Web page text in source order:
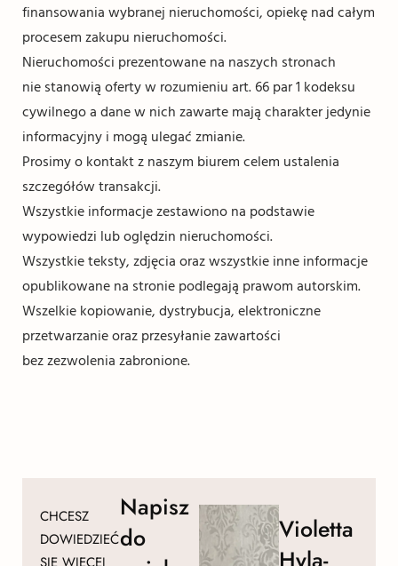
finansowania wybranej nieruchomości, opiekę nad całym
procesem zakupu nieruchomości.
Nieruchomości prezentowane na naszych stronach
nie stanowią oferty w rozumieniu art. 66 par 1 kodeksu
cywilnego a dane w nich zawarte mają charakter jedynie
informacyjny i mogą ulegać zmianie.
Prosimy o kontakt z naszym biurem celem ustalenia
szczegółów transakcji.
Wszystkie informacje zestawiono na podstawie
wypowiedzi lub oględzin nieruchomości.
Wszystkie teksty, zdjęcia oraz wszystkie inne informacje
opublikowane na stronie podlegają prawom autorskim.
Wszelkie kopiowanie, dystrybucja, elektroniczne
przetwarzanie oraz przesyłanie zawartości
bez zezwolenia zabronione.
CHCESZ
DOWIEDZIEĆ
Napisz
do
Violetta